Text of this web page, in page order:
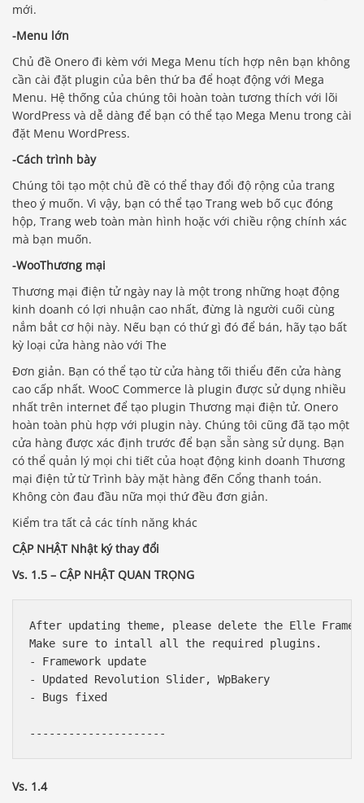
mới.
-Menu lớn
Chủ đề Onero đi kèm với Mega Menu tích hợp nên bạn không
cần cài đặt plugin của bên thứ ba để hoạt động với Mega
Menu. Hệ thống của chúng tôi hoàn toàn tương thích với lõi
WordPress và dễ dàng để bạn có thể tạo Mega Menu trong cài
đặt Menu WordPress.
-Cách trình bày
Chúng tôi tạo một chủ đề có thể thay đổi độ rộng của trang
theo ý muốn. Vì vậy, bạn có thể tạo Trang web bố cục đóng
hộp, Trang web toàn màn hình hoặc với chiều rộng chính xác
mà bạn muốn.
-WooThương mại
Thương mại điện tử ngày nay là một trong những hoạt động
kinh doanh có lợi nhuận cao nhất, đừng là người cuối cùng
nắm bắt cơ hội này. Nếu bạn có thứ gì đó để bán, hãy tạo bất
kỳ loại cửa hàng nào với The
Đơn giản. Bạn có thể tạo từ cửa hàng tối thiểu đến cửa hàng
cao cấp nhất. WooC Commerce là plugin được sử dụng nhiều
nhất trên internet để tạo plugin Thương mại điện tử. Onero
hoàn toàn phù hợp với plugin này. Chúng tôi cũng đã tạo một
cửa hàng được xác định trước để bạn sẵn sàng sử dụng. Bạn
có thể quản lý mọi chi tiết của hoạt động kinh doanh Thương
mại điện tử từ Trình bày mặt hàng đến Cổng thanh toán.
Không còn đau đầu nữa mọi thứ đều đơn giản.
Kiểm tra tất cả các tính năng khác
CẬP NHẬT Nhật ký thay đổi
Vs. 1.5 – CẬP NHẬT QUAN TRỌNG
After updating theme, please delete the Elle
Make sure to intall all the required plugins.
- Framework update
- Updated Revolution Slider, WpBakery
- Bugs fixed
Vs. 1.4